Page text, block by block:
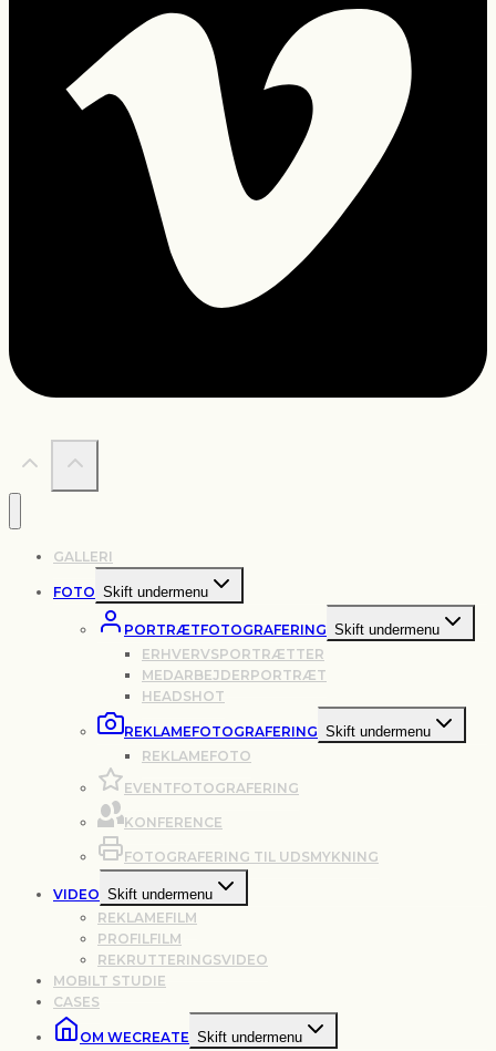
GALLERI
FOTO Skift undermenu
PORTRÆTFOTOGRAFERING Skift undermenu
ERHVERVSPORTRÆTTER
MEDARBEJDERPORTRÆT
HEADSHOT
REKLAMEFOTOGRAFERING Skift undermenu
REKLAMEFOTO
EVENTFOTOGRAFERING
KONFERENCE
FOTOGRAFERING TIL UDSMYKNING
VIDEO Skift undermenu
REKLAMEFILM
PROFILFILM
REKRUTTERINGSVIDEO
MOBILT STUDIE
CASES
OM WECREATE Skift undermenu